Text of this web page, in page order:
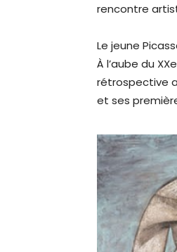
rencontre
Le jeune
À l’aube du
rétrospective
et ses